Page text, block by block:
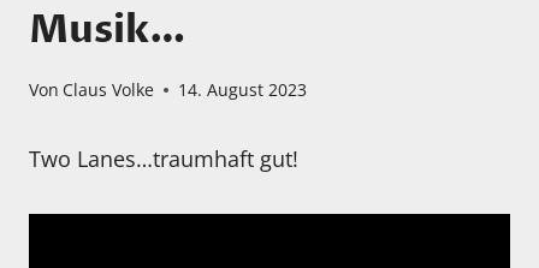
Musik…
Von Claus Volke 14. August 2023
Two Lanes…traumhaft gut!